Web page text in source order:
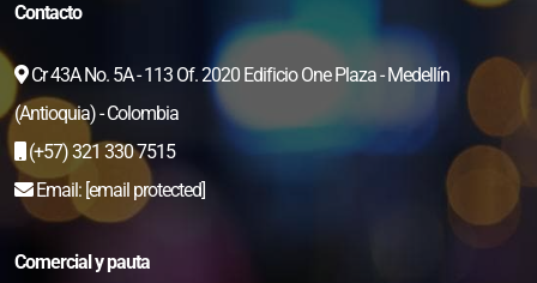
Contacto
Cr 43A No. 5A - 113 Of. 2020 Edificio One Plaza - Medellín
(Antioquia) - Colombia
(+57) 321 330 7515
Email: [email protected]
Comercial y pauta